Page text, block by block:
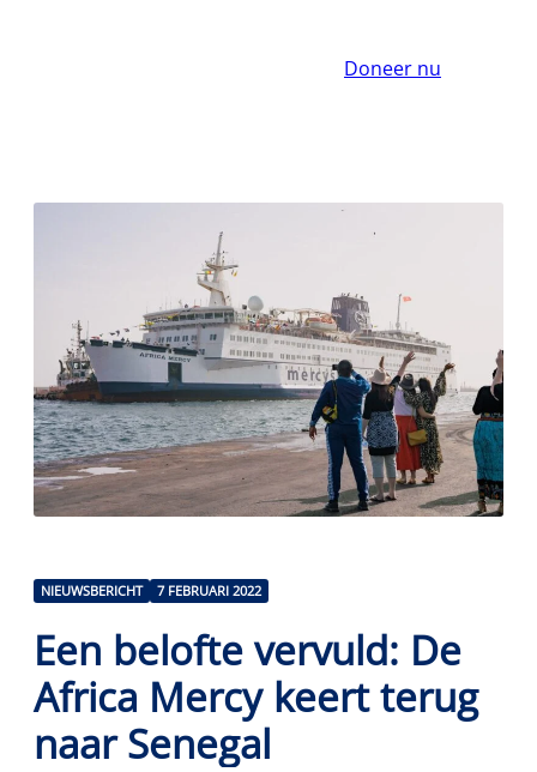
Doneer nu
NIEUWSBERICHT 7 FEBRUARI 2022
Een belofte vervuld: De
Africa Mercy keert terug
naar Senegal